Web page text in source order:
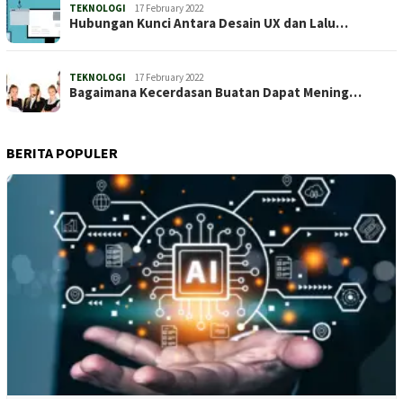
TEKNOLOGI 17 February 2022
Hubungan Kunci Antara Desain UX dan Lalu…
TEKNOLOGI 17 February 2022
Bagaimana Kecerdasan Buatan Dapat Mening…
BERITA POPULER